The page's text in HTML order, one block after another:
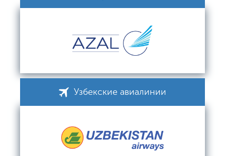
Узбекские авиалинии